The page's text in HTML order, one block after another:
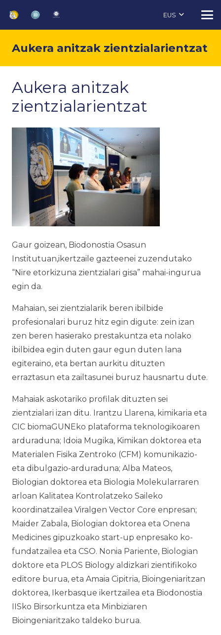
EUS
Aukera anitzak zientzialarientzat
Aukera anitzak
zientzialarientzat
Gaur goizean, Biodonostia Osasun
Institutuan,ikertzaile gazteenei zuzendutako
“Nire etorkizuna zientzialari gisa” mahai-ingurua
egin da.
Mahaian, sei zientzialarik beren ibilbide
profesionalari buruz hitz egin digute: zein izan
zen beren hasierako prestakuntza eta nolako
ibilbidea egin duten gaur egun duten lana
egiteraino, eta bertan aurkitu dituzten
erraztasun eta zailtasunei buruz hausnartu dute.
Mahaiak askotariko profilak dituzten sei
zientzialari izan ditu. Irantzu Llarena, kimikaria eta
CIC biomaGUNEko plataforma teknologikoaren
arduraduna; Idoia Mugika, Kimikan doktorea eta
Materialen Fisika Zentroko (CFM) komunikazio-
eta dibulgazio-arduraduna; Alba Mateos,
Biologian doktorea eta Biologia Molekularraren
arloan Kalitatea Kontrolatzeko Saileko
koordinatzailea Viralgen Vector Core enpresan;
Maider Zabala, Biologian doktorea eta Onena
Medicines gipuzkoako start-up enpresako ko-
fundatzailea eta CSO. Nonia Pariente, Biologian
doktore eta PLOS Biology aldizkari zientifikoko
editore burua, eta Amaia Cipitria, Bioingeniaritzan
doktorea, Ikerbasque ikertzailea eta Biodonostia
IISko Birsorkuntza eta Minbiziaren
Bioingeniaritzako taldeko burua.